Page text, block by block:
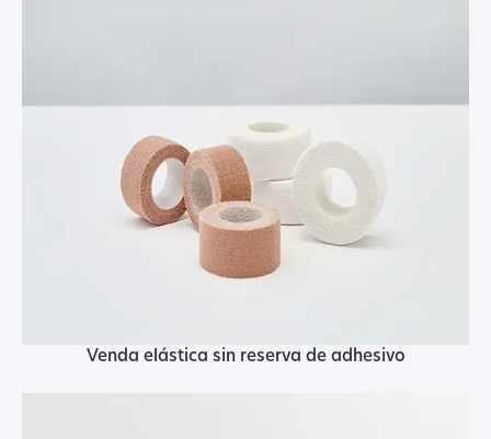
Venda elástica sin reserva de adhesivo